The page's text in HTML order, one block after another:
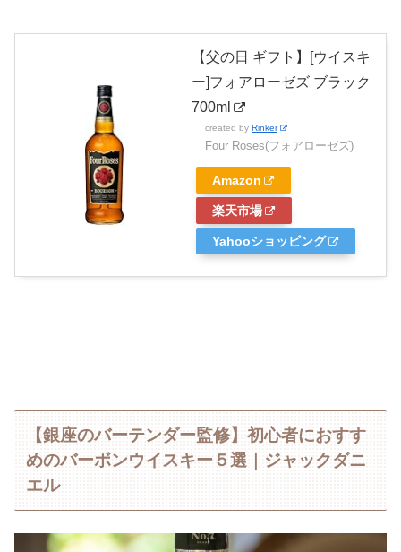
【父の日 ギフト】[ウイスキ
ー]フォアローゼズ ブラック
700ml
created by Rinker
Four Roses(フォアローゼズ)
Amazon
楽天市場
Yahooショッピング
【銀座のバーテンダー監修】初心者におすす
めのバーボンウイスキー５選｜ジャックダニ
エル